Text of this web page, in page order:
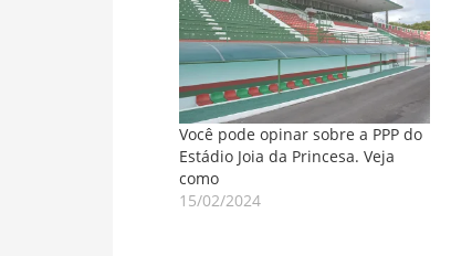
Você pode opinar sobre a PPP do
Estádio Joia da Princesa. Veja
como
15/02/2024